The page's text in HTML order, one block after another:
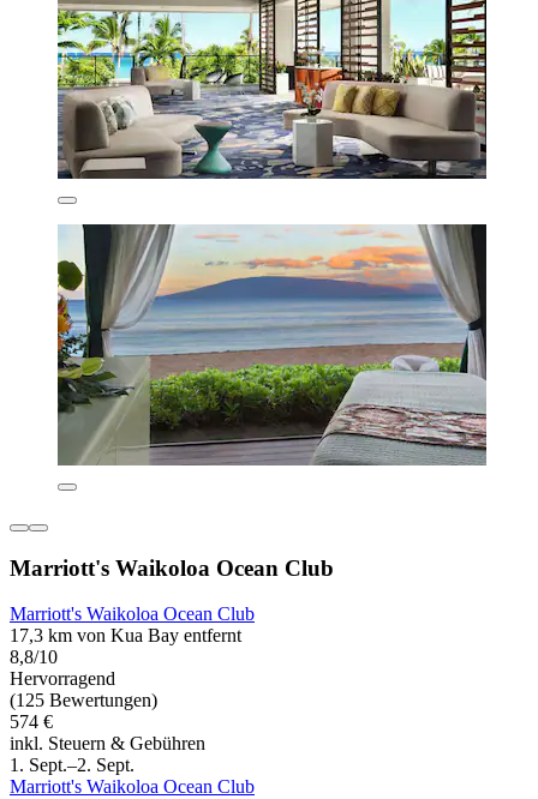
Marriott's Waikoloa Ocean Club
Marriott's Waikoloa Ocean Club
17,3 km von Kua Bay entfernt
8,8/10
Hervorragend
(125 Bewertungen)
574 €
inkl. Steuern & Gebühren
1. Sept.–2. Sept.
Marriott's Waikoloa Ocean Club